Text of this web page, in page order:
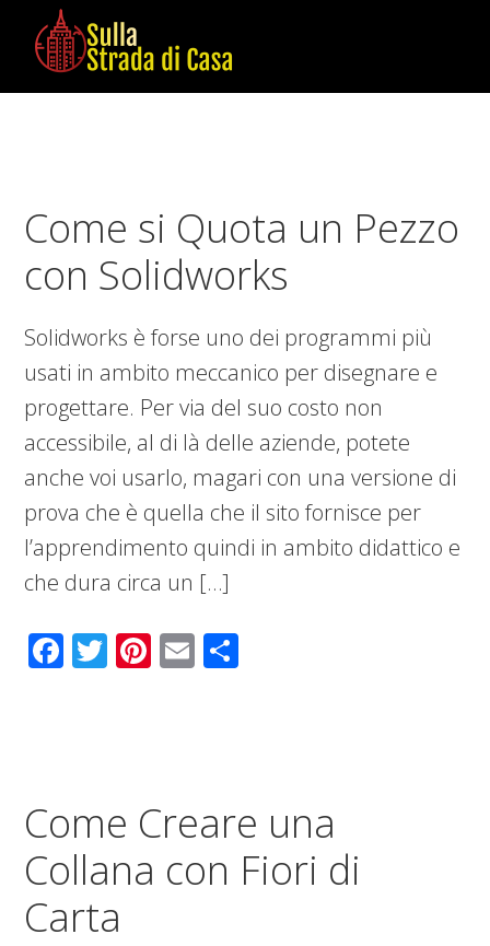
main
primary
footer
Sulla
in
Casa
Come si Quota un Pezzo
con Solidworks
Solidworks è forse uno dei programmi più
usati in ambito meccanico per disegnare e
progettare. Per via del suo costo non
accessibile, al di là delle aziende, potete
anche voi usarlo, magari con una versione di
prova che è quella che il sito fornisce per
l’apprendimento quindi in ambito didattico e
che dura circa un […]
Facebook
Twitter
Pinterest
Email
Come Creare una
Collana con Fiori di
Carta